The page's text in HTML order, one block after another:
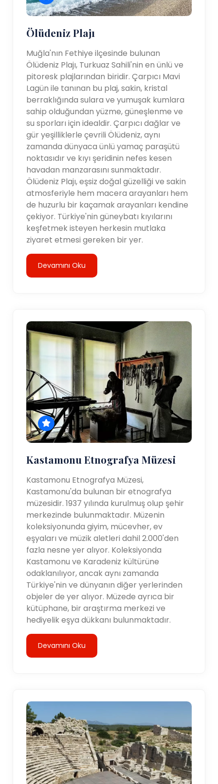
Ölüdeniz Plajı
Muğla'nın Fethiye ilçesinde bulunan
Ölüdeniz Plajı, Turkuaz Sahili'nin en ünlü ve
pitoresk plajlarından biridir. Çarpıcı Mavi
Lagün ile tanınan bu plaj, sakin, kristal
berraklığında sulara ve yumuşak kumlara
sahip olduğundan yüzme, güneşlenme ve
su sporları için idealdir. Çarpıcı dağlar ve
gür yeşilliklerle çevrili Ölüdeniz, aynı
zamanda dünyaca ünlü yamaç paraşütü
noktasıdır ve kıyı şeridinin nefes kesen
havadan manzarasını sunmaktadır.
Ölüdeniz Plajı, eşsiz doğal güzelliği ve sakin
atmosferiyle hem macera arayanları hem
de huzurlu bir kaçamak arayanları kendine
çekiyor. Türkiye'nin güneybatı kıyılarını
keşfetmek isteyen herkesin mutlaka
ziyaret etmesi gereken bir yer.
Devamını Oku
Kastamonu Etnografya Müzesi
Kastamonu Etnografya Müzesi,
Kastamonu'da bulunan bir etnografya
müzesidir. 1937 yılında kurulmuş olup şehir
merkezinde bulunmaktadır. Müzenin
koleksiyonunda giyim, mücevher, ev
eşyaları ve müzik aletleri dahil 2.000'den
fazla nesne yer alıyor. Koleksiyonda
Kastamonu ve Karadeniz kültürüne
odaklanılıyor, ancak aynı zamanda
Türkiye'nin ve dünyanın diğer yerlerinden
objeler de yer alıyor. Müzede ayrıca bir
kütüphane, bir araştırma merkezi ve
hediyelik eşya dükkanı bulunmaktadır.
Devamını Oku